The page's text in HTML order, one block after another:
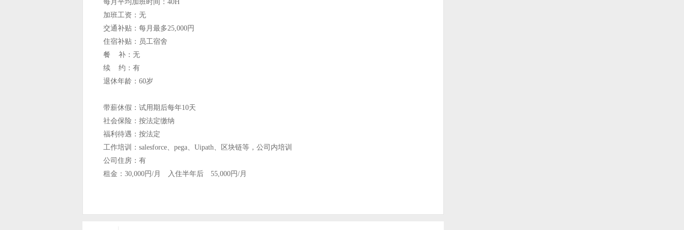
每月平均加班时间：40H
加班工资：无
交通补贴：每月最多25,000円
住宿补贴：员工宿舍
餐 补：无
续 约：有
退休年龄：60岁
带薪休假：试用期后每年10天
社会保险：按法定缴纳
福利待遇：按法定
工作培训：salesforce、pega、Uipath、区块链等，公司内培训
公司住房：有
租金：30,000円/月 入住半年后 55,000円/月